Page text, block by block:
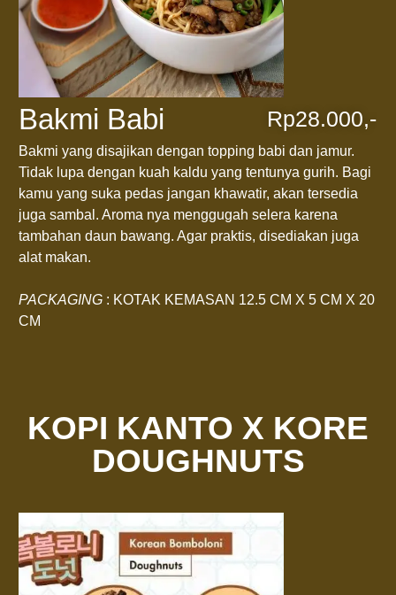
Bakmi Babi Rp28.000,-
Bakmi yang disajikan dengan topping babi dan jamur.
Tidak lupa dengan kuah kaldu yang tentunya gurih. Bagi
kamu yang suka pedas jangan khawatir, akan tersedia
juga sambal. Aroma nya menggugah selera karena
tambahan daun bawang. Agar praktis, disediakan juga
alat makan.
PACKAGING : KOTAK KEMASAN 12.5 CM X 5 CM X 20
CM
KOPI KANTO X KORE
DOUGHNUTS